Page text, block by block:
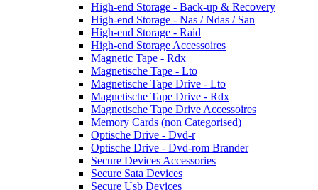
High-end Storage - Back-up & Recovery
High-end Storage - Nas / Ndas / San
High-end Storage - Raid
High-end Storage Accessoires
Magnetic Tape - Rdx
Magnetische Tape - Lto
Magnetische Tape Drive - Lto
Magnetische Tape Drive - Rdx
Magnetische Tape Drive Accessoires
Memory Cards (non Categorised)
Optische Drive - Dvd-r
Optische Drive - Dvd-rom Brander
Secure Devices Accessories
Secure Sata Devices
Secure Usb Devices